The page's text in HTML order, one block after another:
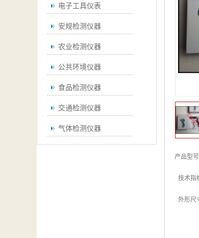
电子工具仪表
安规检测仪器
农业检测仪器
公共环境仪器
食品检测仪器
交通检测仪器
气体检测仪器
产品型号